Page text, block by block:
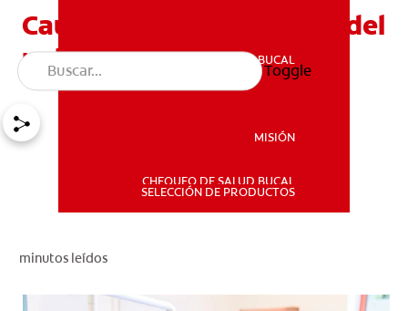
SALUD BUCAL
SALUD BUCAL
MISIÓN
CHEQUEO DE SALUD BUCAL
SELECCIÓN DE PRODUCTOS
Toggle
Causas de la inflamación del
paladar blando
minutos leídos